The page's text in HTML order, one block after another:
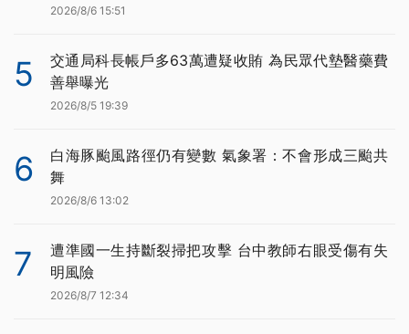
2026/8/6 15:51
5
交通局科長帳戶多63萬遭疑收賄 為民眾代墊醫藥費
善舉曝光
2026/8/5 19:39
6
白海豚颱風路徑仍有變數 氣象署：不會形成三颱共
舞
2026/8/6 13:02
7
遭準國一生持斷裂掃把攻擊 台中教師右眼受傷有失
明風險
2026/8/7 12:34